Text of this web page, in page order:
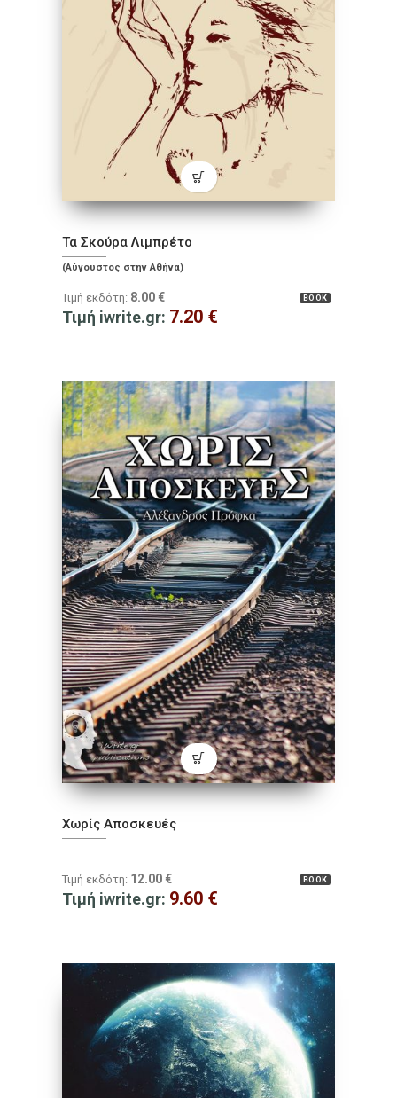
Τα Σκούρα Λιμπρέτο
(Αύγουστος στην Αθήνα)
BOOK
Τιμή εκδότη: 8.00 €
Τιμή iwrite.gr: 7.20 €
Χωρίς Αποσκευές
BOOK
Τιμή εκδότη: 12.00 €
Τιμή iwrite.gr: 9.60 €